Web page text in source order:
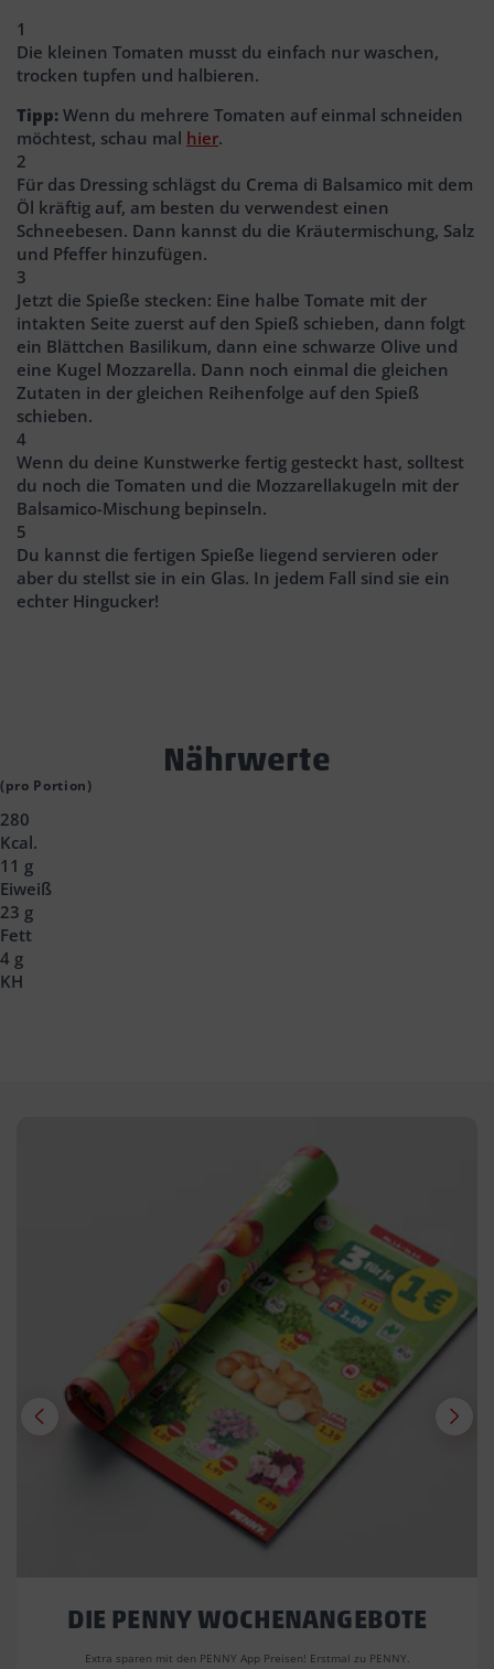
1
Die kleinen Tomaten musst du einfach nur waschen,
trocken tupfen und halbieren.
Tipp: Wenn du mehrere Tomaten auf einmal schneiden
möchtest, schau mal hier.
2
Für das Dressing schlägst du Crema di Balsamico mit dem
Öl kräftig auf, am besten du verwendest einen
Schneebesen. Dann kannst du die Kräutermischung, Salz
und Pfeffer hinzufügen.
3
Jetzt die Spieße stecken: Eine halbe Tomate mit der
intakten Seite zuerst auf den Spieß schieben, dann folgt
ein Blättchen Basilikum, dann eine schwarze Olive und
eine Kugel Mozzarella. Dann noch einmal die gleichen
Zutaten in der gleichen Reihenfolge auf den Spieß
schieben.
4
Wenn du deine Kunstwerke fertig gesteckt hast, solltest
du noch die Tomaten und die Mozzarellakugeln mit der
Balsamico-Mischung bepinseln.
5
Du kannst die fertigen Spieße liegend servieren oder
aber du stellst sie in ein Glas. In jedem Fall sind sie ein
echter Hingucker!
Block
Headline
Nährwerte
(pro Portion)
280
Kcal.
11 g
Eiweiß
23 g
Fett
4 g
KH
DIE PENNY WOCHENANGEBOTE
Extra sparen mit den PENNY App Preisen! Erstmal zu PENNY.